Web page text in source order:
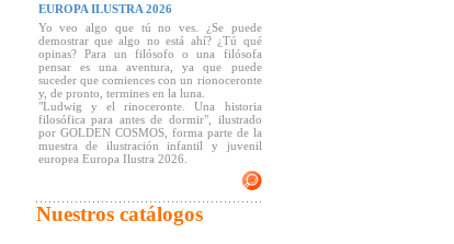
EUROPA ILUSTRA 2026
Yo veo algo que tú no ves. ¿Se puede
demostrar que algo no está ahí? ¿Tú qué
opinas? Para un filósofo o una filósofa
pensar es una aventura, ya que puede
suceder que comiences con un rionoceronte
y, de pronto, termines en la luna.
"Ludwig y el rinoceronte. Una historia
filosófica para antes de dormir", ilustrado
por GOLDEN COSMOS, forma parte de la
muestra de ilustración infantil y juvenil
europea Europa Ilustra 2026.
Nuestros catálogos